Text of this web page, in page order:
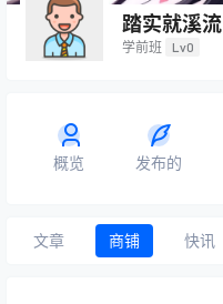
踏实就溪流
学前班 Lv0
概览 发布的
文章 商铺 快讯